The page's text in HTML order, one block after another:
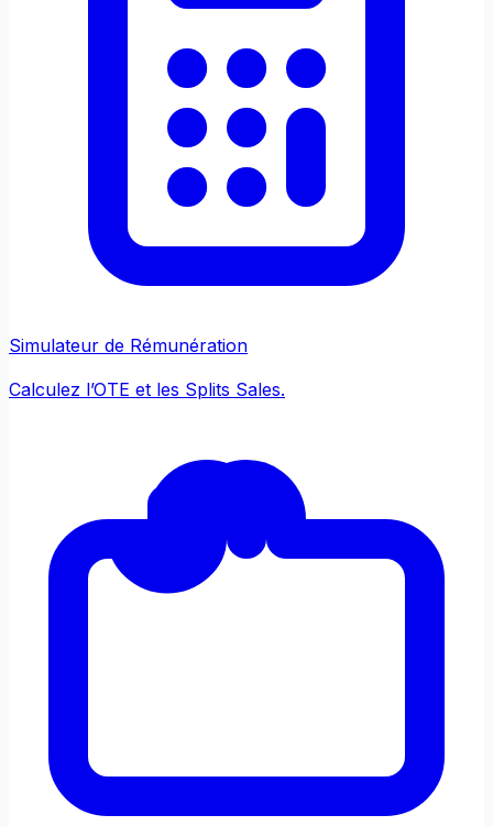
Simulateur de Rémunération
Calculez l’OTE et les Splits Sales.